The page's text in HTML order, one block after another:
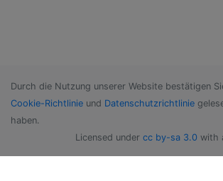
Durch die Nutzung unserer Website bestätigen
Cookie-Richtlinie und Datenschutzrichtlinie
haben.
Licensed under cc by-sa 3.0 with